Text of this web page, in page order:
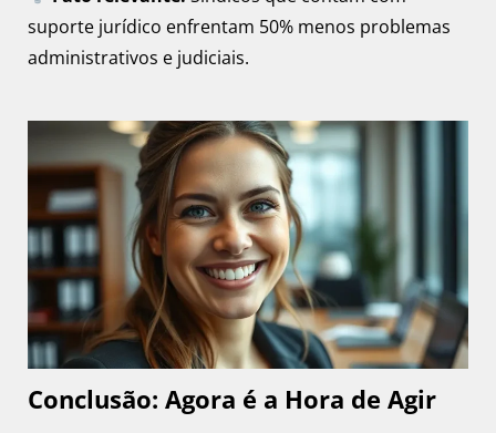
suporte jurídico enfrentam 50% menos problemas
administrativos e judiciais.
Conclusão: Agora é a Hora de Agir